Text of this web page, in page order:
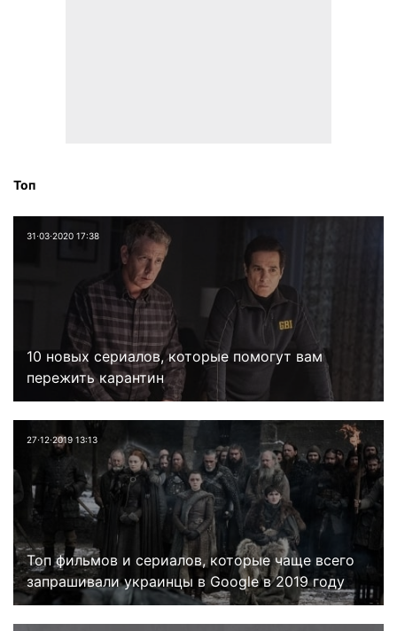
Топ
31⋅03⋅2020 17:38
10 новых сериалов, которые помогут вам
пережить карантин
27⋅12⋅2019 13:13
Топ фильмов и сериалов, которые чаще всего
запрашивали украинцы в Google в 2019 году